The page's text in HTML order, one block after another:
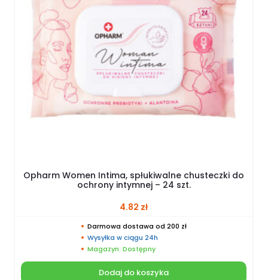
Opharm Women Intima, spłukiwalne chusteczki do
ochrony intymnej – 24 szt.
4.82 zł
Darmowa dostawa od 200 zł
Wysyłka w ciągu 24h
Magazyn: Dostępny
Dodaj do koszyka